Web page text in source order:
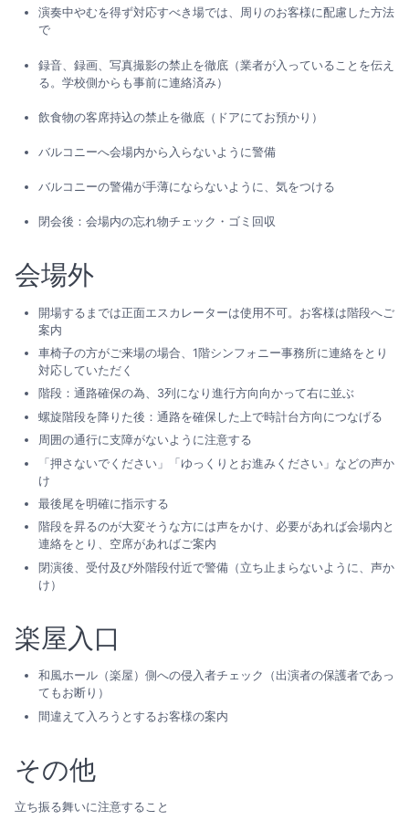
演奏中やむを得ず対応すべき場では、周りのお客様に配慮した方法
で
録音、録画、写真撮影の禁止を徹底（業者が入っていることを伝え
る。学校側からも事前に連絡済み）
飲食物の客席持込の禁止を徹底（ドアにてお預かり）
バルコニーへ会場内から入らないように警備
バルコニーの警備が手薄にならないように、気をつける
閉会後：会場内の忘れ物チェック・ゴミ回収
会場外
開場するまでは正面エスカレーターは使用不可。お客様は階段へご
案内
車椅子の方がご来場の場合、1階シンフォニー事務所に連絡をとり
対応していただく
階段：通路確保の為、3列になり進行方向向かって右に並ぶ
螺旋階段を降りた後：通路を確保した上で時計台方向につなげる
周囲の通行に支障がないように注意する
「押さないでください」「ゆっくりとお進みください」などの声か
け
最後尾を明確に指示する
階段を昇るのが大変そうな方には声をかけ、必要があれば会場内と
連絡をとり、空席があればご案内
閉演後、受付及び外階段付近で警備（立ち止まらないように、声か
け）
楽屋入口
和風ホール（楽屋）側への侵入者チェック（出演者の保護者であっ
てもお断り）
間違えて入ろうとするお客様の案内
その他
立ち振る舞いに注意すること